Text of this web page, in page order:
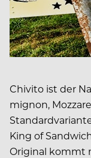
Chivito ist der
mignon,
King of
Original kommt